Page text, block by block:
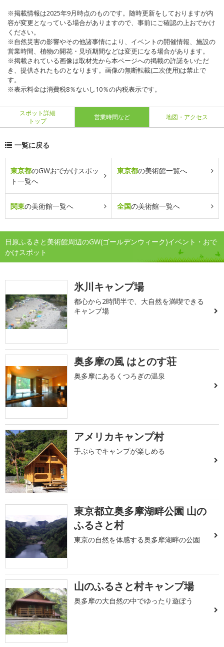
※掲載情報は2025年9月時点のものです。随時更新をしておりますが内
容が変更となっている場合がありますので、事前にご確認の上おでかけ
ください。
※自然災害の影響やその他諸事情により、イベントの開催情報、施設の
営業時間、植物の開花・見頃期間などは変更になる場合があります。
※掲載されている画像は取材先から本ページへの掲載の許諾をいただ
き、提供されたものとなります。画像の無断転載(二次使用)は禁止で
す。
※表示料金は消費税8％ないし10％の内税表示です。
スポット詳細
トップ
営業時間など 地図・アクセス
一覧に戻る
東京都のGWおでかけスポッ
ト一覧へ
東京都の美術館一覧へ
関東の美術館一覧へ 全国の美術館一覧へ
日原ふるさと美術館周辺のGW(ゴールデンウィーク)イベント・おで
かけスポット
氷川キャンプ場
都心から2時間半で、大自然を満喫できる
キャンプ場
奥多摩の風 はとのす荘
奥多摩にあるくつろぎの温泉
アメリカキャンプ村
手ぶらでキャンプが楽しめる
東京都立奥多摩湖畔公園 山の
ふるさと村
東京の自然を体感する奥多摩湖畔の公園
山のふるさと村キャンプ場
奥多摩の大自然の中でゆったり遊ぼう